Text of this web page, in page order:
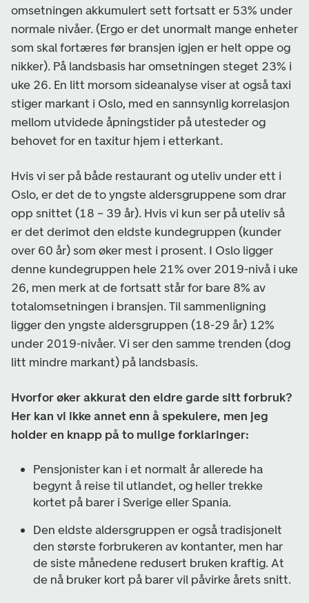
omsetningen akkumulert sett fortsatt er 53% under
normale nivåer. (Ergo er det unormalt mange enheter
som skal fortæres før bransjen igjen er helt oppe og
nikker). På landsbasis har omsetningen steget 23% i
uke 26. En litt morsom sideanalyse viser at også taxi
stiger markant i Oslo, med en sannsynlig korrelasjon
mellom utvidede åpningstider på utesteder og
behovet for en taxitur hjem i etterkant.
Hvis vi ser på både restaurant og uteliv under ett i
Oslo, er det de to yngste aldersgruppene som drar
opp snittet (18 – 39 år). Hvis vi kun ser på uteliv så
er det derimot den eldste kundegruppen (kunder
over 60 år) som øker mest i prosent. I Oslo ligger
denne kundegruppen hele 21% over 2019-nivå i uke
26, men merk at de fortsatt står for bare 8% av
totalomsetningen i bransjen. Til sammenligning
ligger den yngste aldersgruppen (18-29 år) 12%
under 2019-nivåer. Vi ser den samme trenden (dog
litt mindre markant) på landsbasis.
Hvorfor øker akkurat den eldre garde sitt forbruk?
Her kan vi ikke annet enn å spekulere, men jeg
holder en knapp på to mulige forklaringer:
Pensjonister kan i et normalt år allerede ha
begynt å reise til utlandet, og heller trekke
kortet på barer i Sverige eller Spania.
Den eldste aldersgruppen er også tradisjonelt
den største forbrukeren av kontanter, men har
de siste månedene redusert bruken kraftig. At
de nå bruker kort på barer vil påvirke årets snitt.